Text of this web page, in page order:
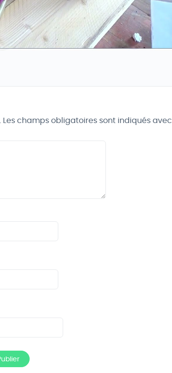
Les champs obligatoires sont indiqués avec